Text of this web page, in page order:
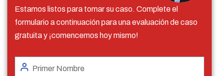
Estamos listos para tomar su caso. Complete el
formulario a continuación para una evaluación de caso
gratuita y ¡comencemos hoy mismo!